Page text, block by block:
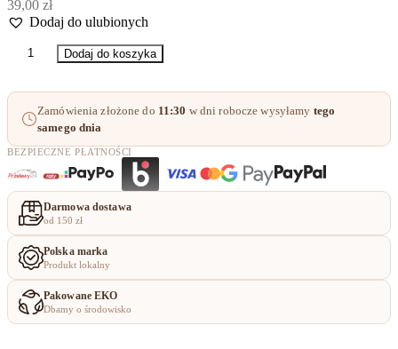
39,00 zł
Dodaj do ulubionych
ilość
Szkolenie
Zimowe
Inspiracje
Dodaj do koszyka
Zamówienia złożone do 11:30 w dni robocze wysyłamy tego
samego dnia
BEZPIECZNE PŁATNOŚCI
Darmowa dostawa
od 150 zł
Polska marka
Produkt lokalny
Pakowane EKO
Dbamy o środowisko